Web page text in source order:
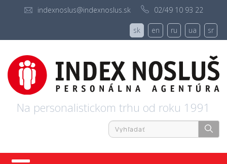
indexnoslus@indexnoslus.sk 02/49 10 93 22
sk en ru ua sr
Na personalistickom trhu od roku 1991